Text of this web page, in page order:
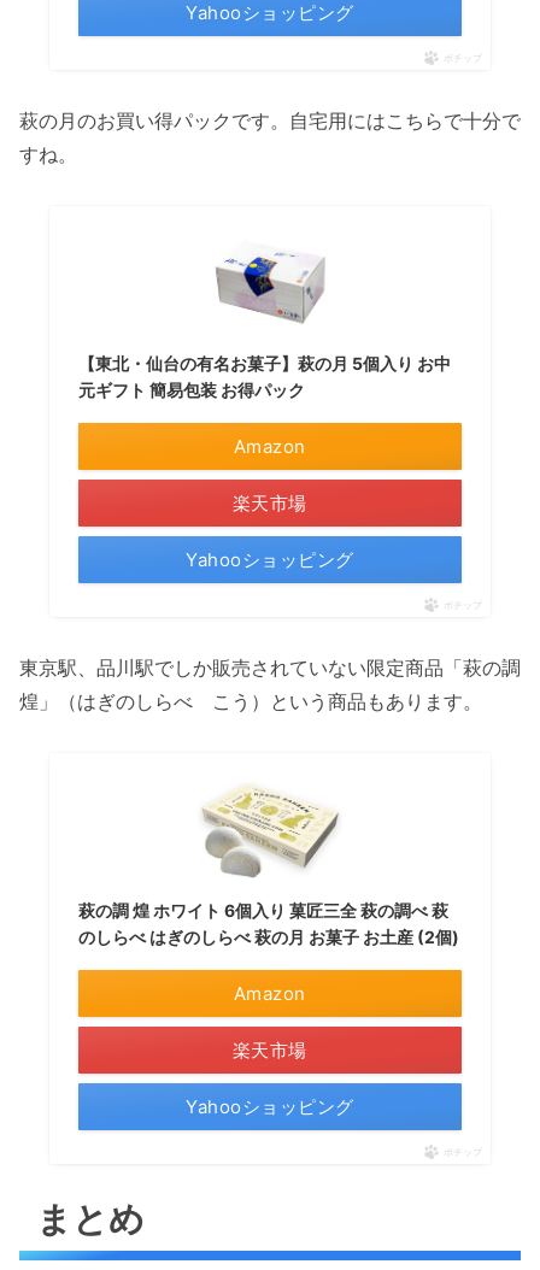
Yahooショッピング
ポチップ
萩の月のお買い得パックです。自宅用にはこちらで十分で
すね。
【東北・仙台の有名お菓子】萩の月 5個入り お中
元ギフト 簡易包装 お得パック
Amazon
楽天市場
Yahooショッピング
ポチップ
東京駅、品川駅でしか販売されていない限定商品「萩の調
煌」（はぎのしらべ こう）という商品もあります。
萩の調 煌 ホワイト 6個入り 菓匠三全 萩の調べ 萩
のしらべ はぎのしらべ 萩の月 お菓子 お土産 (2個)
Amazon
楽天市場
Yahooショッピング
ポチップ
まとめ